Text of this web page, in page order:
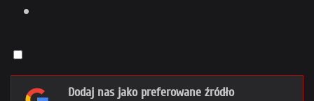
Dodaj nas jako preferowane źródło